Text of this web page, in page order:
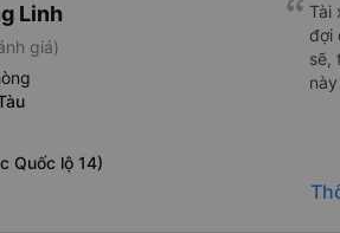
Linh
giá)
Quốc lộ 14)
Tài
đợi
sẽ,
này